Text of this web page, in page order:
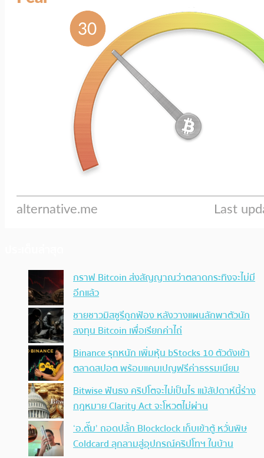
กราฟ Bitcoin ส่งสัญญาณว่าตลาดกระทิงจะไม่มี
อีกแล้ว
ชายชาวมิสซูรีถูกฟ้อง หลังวางแผนลักพาตัวนัก
ลงทุน Bitcoin เพื่อเรียกค่าไถ่
Binance รุกหนัก เพิ่มหุ้น bStocks 10 ตัวดังเข้า
ตลาดสปอต พร้อมแคมเปญฟรีค่าธรรมเนียม
Bitwise ฟันธง คริปโตจะไม่เป็นไร แม้สัปดาห์นี้ร่าง
กฎหมาย Clarity Act จะโหวตไม่ผ่าน
‘อ.ตั๊ม’ ถอดปลั้ก Blockclock เก็บเข้าตู้ หวั่นพิษ
Coldcard ลุกลามสู่อุปกรณ์คริปโทฯ ในบ้าน